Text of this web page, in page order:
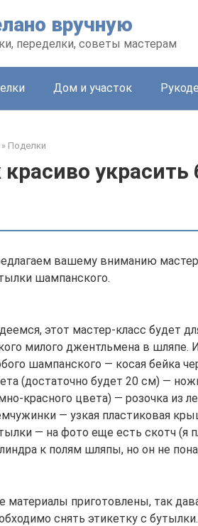
вручную
переделки, советы мастерам
Дом и участок
» Поделки
красиво
вашему вниманию
шампанского.
этот мастер-класс будет
милого джентльмена в шляпе.
шампанского — косая бейка
(достаточно будет 20 см) —
красного цвета) — розочка из
— узкая пластиковая
— на фото еще есть скотч (я
к полям шляпы, но он не
материалы приготовлены, так
снять этикетку с